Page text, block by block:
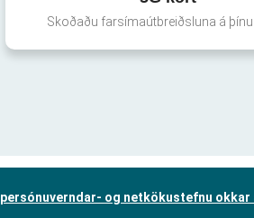
Skoðaðu farsímaútbreiðsluna á
persónuverndar- og netkökustefnu okkar